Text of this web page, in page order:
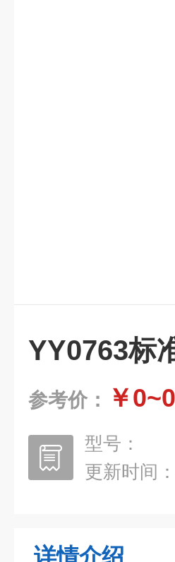
YY0763标
参考价： ￥0~0
型号：
更新时间：
详情介绍